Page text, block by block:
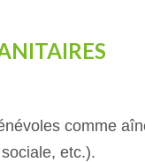
comme
etc.).